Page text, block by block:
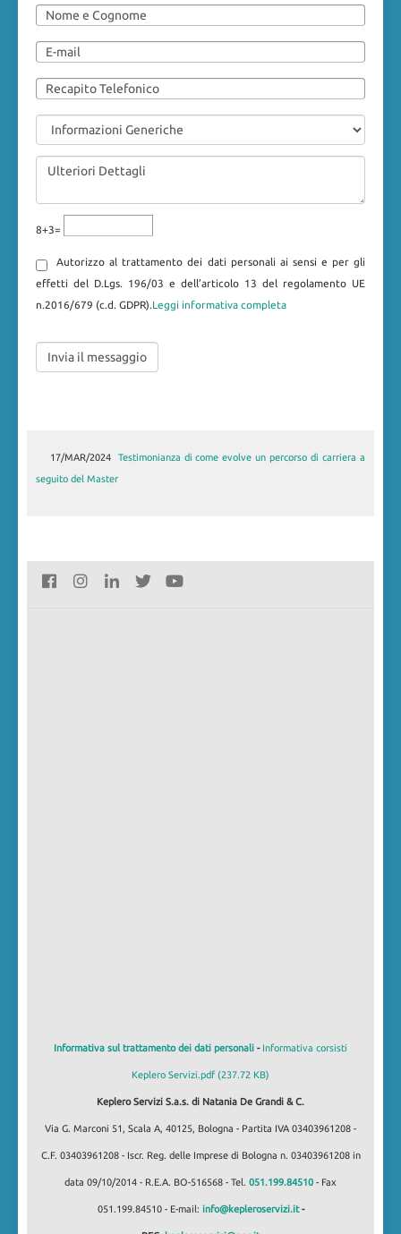
8+3=
Autorizzo al trattamento dei dati personali ai sensi e per gli
effetti del D.Lgs. 196/03 e dell’articolo 13 del regolamento UE
n.2016/679 (c.d. GDPR).Leggi informativa completa
17/MAR/2024 Testimonianza di come evolve un percorso di carriera a
seguito del Master
30/LUG/2019
Master in Gestione delle risorse umane annualità 2018-
2019
Informativa sul trattamento dei dati personali - Informativa corsisti
Keplero Servizi.pdf (237.72 KB)
Keplero Servizi S.a.s. di Natania De Grandi & C.
Via G. Marconi 51, Scala A, 40125, Bologna - Partita IVA 03403961208 -
C.F. 03403961208 - Iscr. Reg. delle Imprese di Bologna n. 03403961208 in
data 09/10/2014 - R.E.A. BO-516568 - Tel. 051.199.84510 - Fax
051.199.84510 - E-mail: info@kepleroservizi.it-